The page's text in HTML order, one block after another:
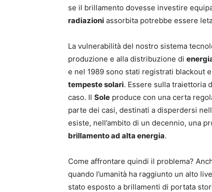
se il brillamento dovesse investire
radiazioni assorbita potrebbe essere
La vulnerabilità del nostro sistema
produzione e alla distribuzione di
e nel 1989 sono stati registrati blackout
tempeste solari. Essere sulla traiettoria
caso. Il Sole produce con una certa
parte dei casi, destinati a disperdersi
esiste, nell’ambito di un decennio, una
brillamento ad alta energia.
Come affrontare quindi il problema?
quando l’umanità ha raggiunto un alto
stato esposto a brillamenti di portata